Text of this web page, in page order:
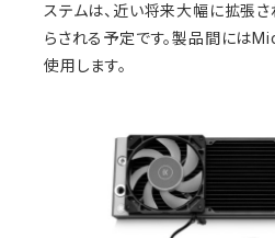
ステムは、近い将来大幅に拡張
らされる予定です。製品間には
使用します。